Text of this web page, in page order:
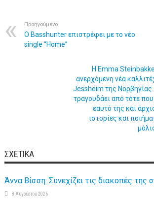
Προηγούμενο
Ο Basshunter επιστρέφει με το νέο
single “Home”
Η Emma
ανερχόμενη νέα
Jessheim της Νορβηγίας.
τραγουδάει από τότε
εαυτό της και
ιστορίες και
ΣΧΕΤΙΚΆ
Άννα Βίσση: Συνεχίζει τις διακοπές της
8 Αυγούστου 2026